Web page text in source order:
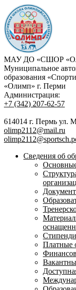
МАУ ДО «СШОР
Муниципальное
образования
«Олимп» г. Перми
Администрация:
+7 (342) 207-62-57
614014 г. Пермь ул.
olimp2112@mail.ru
Сведения об
Платные